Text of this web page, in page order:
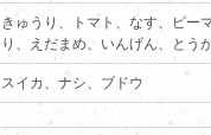
きゅうり、トマト、なす、ピー
り、えだまめ、いんげん、とう
スイカ、ナシ、ブドウ